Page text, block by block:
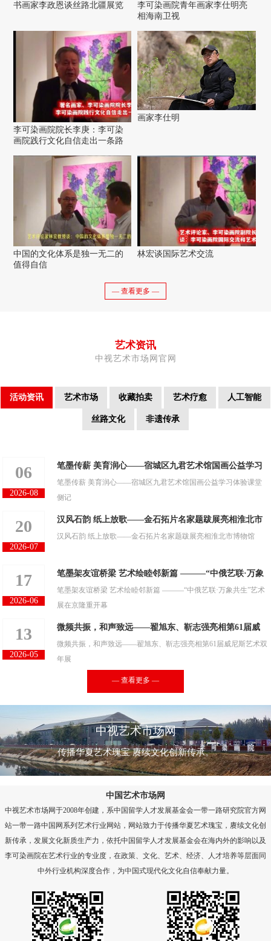
书画家李政恩谈丝路北疆展览
李可染画院青年画家李仕明亮
相海南卫视
李可染画院院长李庚：李可染
画院践行文化自信走出一条路
画家李仕明
中国的文化体系是独一无二的
值得自信
林宏谈国际艺术交流
— 查看更多 —
艺术资讯
中视艺术市场网官网
活动资讯 艺术市场 收藏拍卖 艺术疗愈 人工智能
丝路文化 非遗传承
06
2026-08
笔墨传薪 美育润心——宿城区九君艺术馆国画公益学习
体验课堂侧记
笔墨传薪 美育润心——宿城区九君艺术馆国画公益学习体验课堂
侧记
20
2026-07
汉风石韵 纸上放歌——金石拓片名家题跋展亮相淮北市
博物馆
汉风石韵 纸上放歌——金石拓片名家题跋展亮相淮北市博物馆
17
2026-06
笔墨架友谊桥梁 艺术绘睦邻新篇 ———“中俄艺联·万象
共生”艺术展在京隆重开幕
笔墨架友谊桥梁 艺术绘睦邻新篇 ———“中俄艺联·万象共生”艺术
展在京隆重开幕
13
2026-05
微频共振，和声致远——翟旭东、靳志强亮相第61届威
尼斯艺术双年展
微频共振，和声致远——翟旭东、靳志强亮相第61届威尼斯艺术双
年展
— 查看更多 —
中视艺术市场网
传播华夏艺术瑰宝 赓续文化创新传承。
中国艺术市场网
中视艺术市场网于2008年创建，系中国留学人才发展基金会一带一路研究院官方网
站一带一路中国网系列艺术行业网站，网站致力于传播华夏艺术瑰宝，赓续文化创
新传承，发展文化新质生产力，依托中国留学人才发展基金会在海内外的影响以及
李可染画院在艺术行业的专业度，在政策、文化、艺术、经济、人才培养等层面同
中外行业机构深度合作，为中国式现代化文化自信奉献力量。